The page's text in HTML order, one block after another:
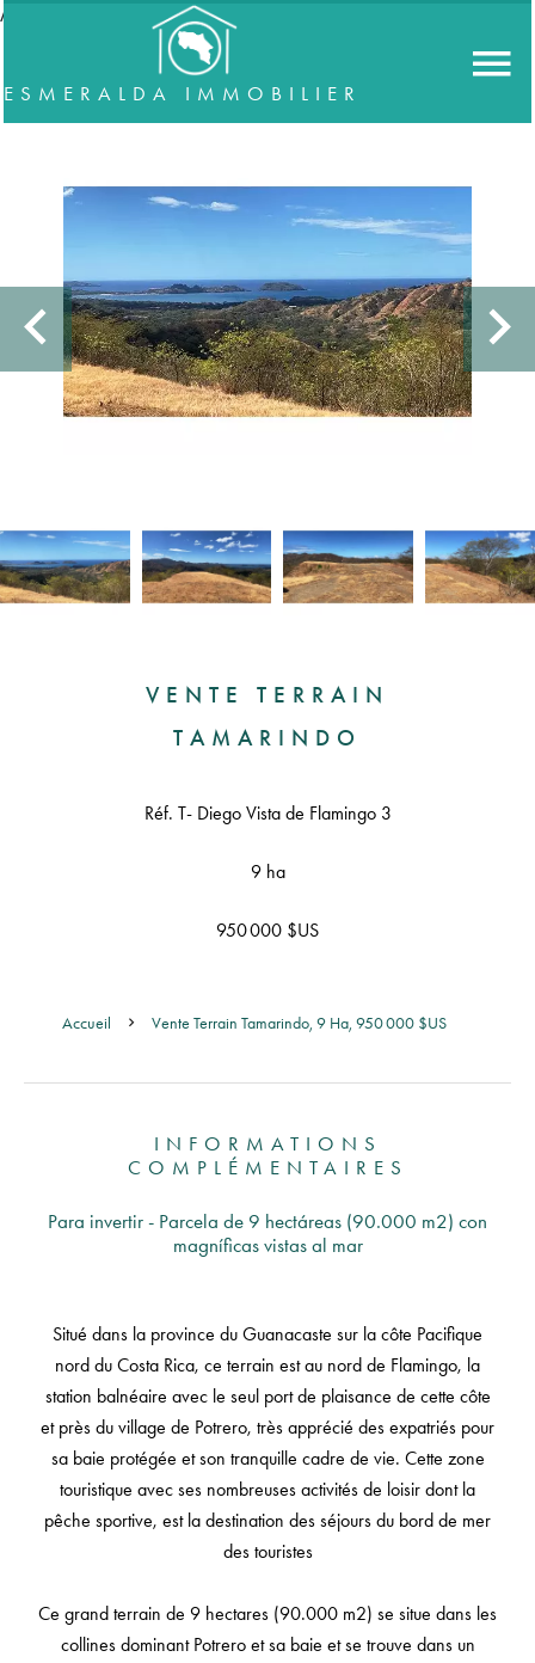
//accordeon
ESMERALDA IMMOBILIER
VENTE TERRAIN
TAMARINDO
Réf. T- Diego Vista de Flamingo 3
9 ha
950 000 $US
Accueil Vente Terrain Tamarindo, 9 Ha, 950 000 $US
INFORMATIONS
COMPLÉMENTAIRES
Para invertir - Parcela de 9 hectáreas (90.000 m2) con
magníficas vistas al mar
Situé dans la province du Guanacaste sur la côte Pacifique
nord du Costa Rica, ce terrain est au nord de Flamingo, la
station balnéaire avec le seul port de plaisance de cette côte
et près du village de Potrero, très apprécié des expatriés pour
sa baie protégée et son tranquille cadre de vie. Cette zone
touristique avec ses nombreuses activités de loisir dont la
pêche sportive, est la destination des séjours du bord de mer
des touristes
Ce grand terrain de 9 hectares (90.000 m2) se situe dans les
collines dominant Potrero et sa baie et se trouve dans un